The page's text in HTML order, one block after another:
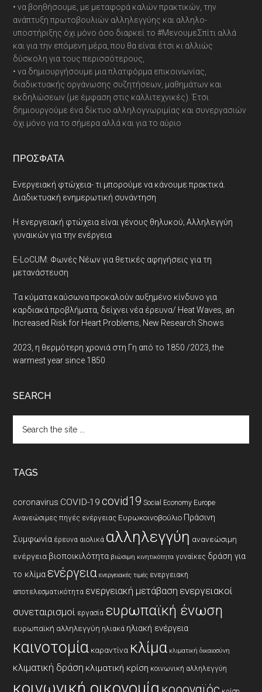
• να βοηθήσουμε, με μεταφορά καλών πρακτικών, την
ανάπτυξη πρωτοβουλιών αλληλεγγύης και αλληλο-
υποστήριξης όχι μόνο όσο διαρκεί το #ΜενουμεΣπίτι αλλά
και για την επόμενη μέρα, που θα είναι έτσι κι αλλιώς
δύσκολη για τους περισσότερους,
• να δημιουργήσουμε μια πλατφόρμα επικοινωνίας,
διαδικτυακής οργάνωσης συζητήσεων, μαθημάτων και
εκδηλώσεων (με έμφαση στις καλλιτεχνικές). Έτσι
δημιουργούμε ένα δίκτυο αλληλογνωριμίας και συνεργασιών
όχι μόνο για το σήμερα αλλά και για το αύριο
ΠΡΌΣΦΑΤΑ
Ενεργειακή φτώχεια- τι μπορούμε να κάνουμε πρακτικά.
Διαδικτυακή ενημερωτική συνάντηση
Η ενεργειακή φτώχεια είναι γένους θηλυκού; Αλληλεγγύη
γυναικών για την ενέργεια
E-LoCUM: Φωνές Νέων για θετικές αφηγήσεις για τη
μετανάστευση
Tα κύματα καύσωνα προκαλούν αυξημένο κίνδυνο για
καρδιακά προβλήματα, δείχνει νέα έρευνα/ Heat Waves, an
Increased Risk for Heart Problems, New Research Shows
2023, η θερμότερη χρονιά στη Γη από το 1850 /2023, the
warmest year since 1850
SEARCH
the
TAGS
coronavirus COVID-19 covid19 Social Economy Europe
Ανανεώσιμες πηγές ενέργειας Ευρωκοινοβούλιο Πράσινη
Συμφωνία έρευνα αιολικά αλληλεγγύη ανανεώσιμη
ενέργεια βιοποικιλότητα βιώσιμη κινητικότητα γυναίκες δράση για
το κλίμαενέργεια ενεργειακές τιμές ενεργειακή
αποτελεσματικότητα ενεργειακή μετάβαση ενεργειακοί
συνεταιρισμοί εργασία ευρωπαϊκή ένωση
ευρωπαϊκή αλληλεγγύη ηλιακά ηλιακή ενέργεια
καινοτομία καραντίνα κλίμα κλιματική δικαιοσύνη
κλιματική δράση κλιματική κρίση κοινωνική αλληλεγγύη